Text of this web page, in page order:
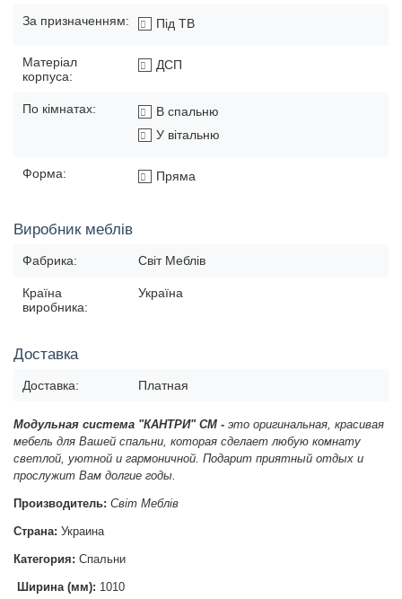
За призначенням: Під ТВ
Матеріал
корпуса:
ДСП
По кімнатах:
В спальню
У вітальню
Форма: Пряма
Виробник меблів
Фабрика: Світ Меблів
Країна
виробника:
Україна
Доставка
Доставка: Платная
Модульная система "КАНТРИ" СМ - это оригинальная, красивая
мебель для Вашей спальни, которая сделает любую комнату
светлой, уютной и гармоничной. Подарит приятный отдых и
прослужит Вам долгие годы.
Производитель: Світ Меблів
Страна: Украина
Категория: Спальни
Ширина (мм): 1010